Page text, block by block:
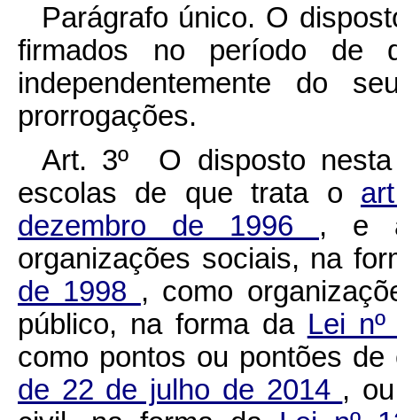
Parágrafo único. O
firmados no período
independentemente do
prorrogações.
Art. 3º O disposto
escolas de que trata o
dezembro de 1996 , e
organizações sociais, na
de 1998 , como
público, na forma da Lei
como pontos ou pontões
de 22 de julho de 2014 ,